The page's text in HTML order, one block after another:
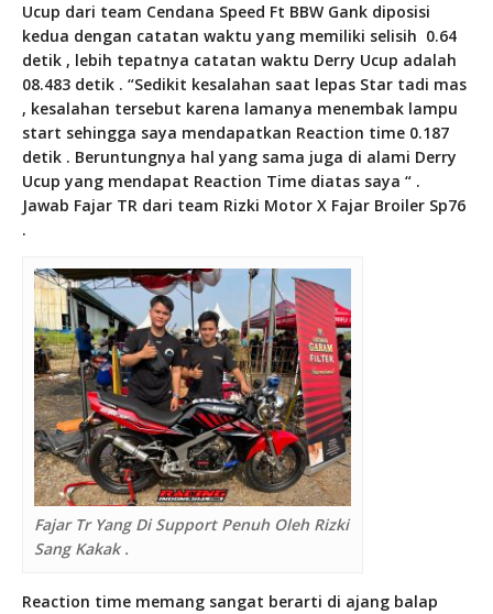
Ucup dari team Cendana Speed Ft BBW Gank diposisi
kedua dengan catatan waktu yang memiliki selisih 0.64
detik , lebih tepatnya catatan waktu Derry Ucup adalah
08.483 detik . “Sedikit kesalahan saat lepas Star tadi mas
, kesalahan tersebut karena lamanya menembak lampu
start sehingga saya mendapatkan Reaction time 0.187
detik . Beruntungnya hal yang sama juga di alami Derry
Ucup yang mendapat Reaction Time diatas saya “ .
Jawab Fajar TR dari team Rizki Motor X Fajar Broiler Sp76
.
Fajar Tr Yang Di Support Penuh Oleh Rizki
Sang Kakak .
Reaction time memang sangat berarti di ajang balap